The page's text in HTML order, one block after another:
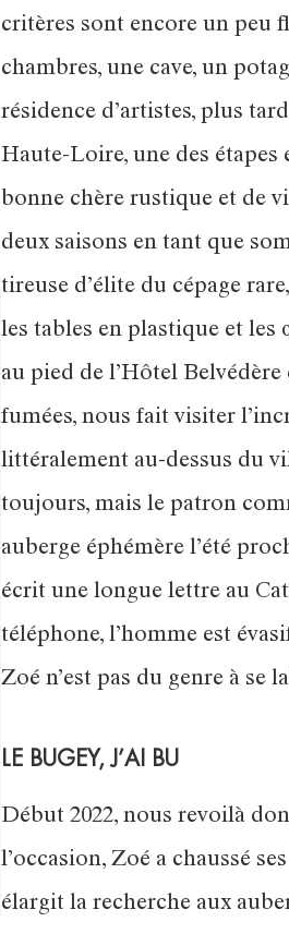
critères sont encore un peu
chambres, une cave, un
résidence d’artistes, plus
Haute-Loire, une des étapes
bonne chère rustique et de
deux saisons en tant que
tireuse d’élite du cépage
les tables en plastique et
au pied de l’Hôtel
fumées, nous fait visiter
littéralement au-dessus du
toujours, mais le patron
auberge éphémère l’été
écrit une longue lettre au
téléphone, l’homme est
Zoé n’est pas du genre à se
LE BUGEY, J’AI BU
Début 2022, nous revoilà
l’occasion, Zoé a chaussé
élargit la recherche aux